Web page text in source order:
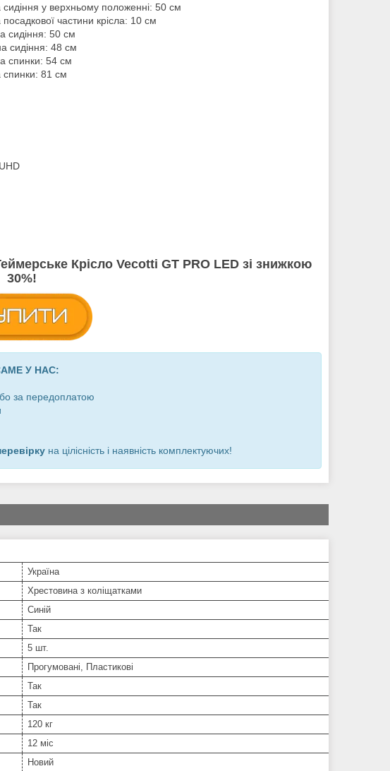
сидіння у верхньому положенні: 50 см
посадкової частини крісла: 10 см
сидіння: 50 см
сидіння: 48 см
спинки: 54 см
спинки: 81 см
Крісло Vecotti GT PRO LED зі знижкою
30%!
У НАС:
за передоплатою
на цілісність і наявність комплектуючих!
Україна
Хрестовина з коліщатками
Синій
Так
5 шт.
Прогумовані, Пластикові
Так
Так
120 кг
12 міс
Новий